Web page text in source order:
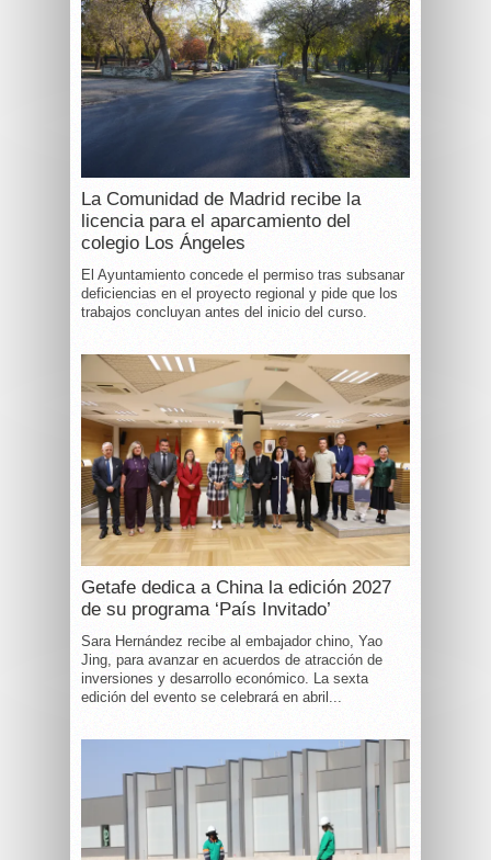
La Comunidad de Madrid recibe la
licencia para el aparcamiento del
colegio Los Ángeles
El Ayuntamiento concede el permiso tras subsanar
deficiencias en el proyecto regional y pide que los
trabajos concluyan antes del inicio del curso.
Getafe dedica a China la edición 2027
de su programa ‘País Invitado’
Sara Hernández recibe al embajador chino, Yao
Jing, para avanzar en acuerdos de atracción de
inversiones y desarrollo económico. La sexta
edición del evento se celebrará en abril...